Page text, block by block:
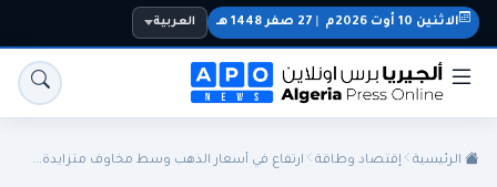
الاثنين 10 أوت 2026م 27 صفر 1448 هـ العربية
الرئيسية إقتصاد وطاقة ارتفاع في أسعار الذهب وسط مخاوف متزايدة...